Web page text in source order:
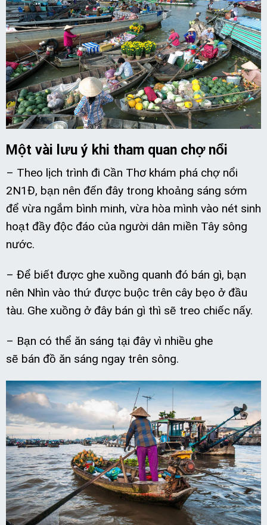
Một vài lưu ý khi tham quan chợ nổi
– Theo lịch trình đi Cần Thơ khám phá chợ nổi
2N1Đ, bạn nên đến đây trong khoảng sáng sớm
để vừa ngắm bình minh, vừa hòa mình vào nét sinh
hoạt đầy độc đáo của người dân miền Tây sông
nước.
– Để biết được ghe xuồng quanh đó bán gì, bạn
nên Nhìn vào thứ được buộc trên cây bẹo ở đầu
tàu. Ghe xuồng ở đây bán gì thì sẽ treo chiếc nấy.
– Bạn có thể ăn sáng tại đây vì nhiều ghe
sẽ bán đồ ăn sáng ngay trên sông.